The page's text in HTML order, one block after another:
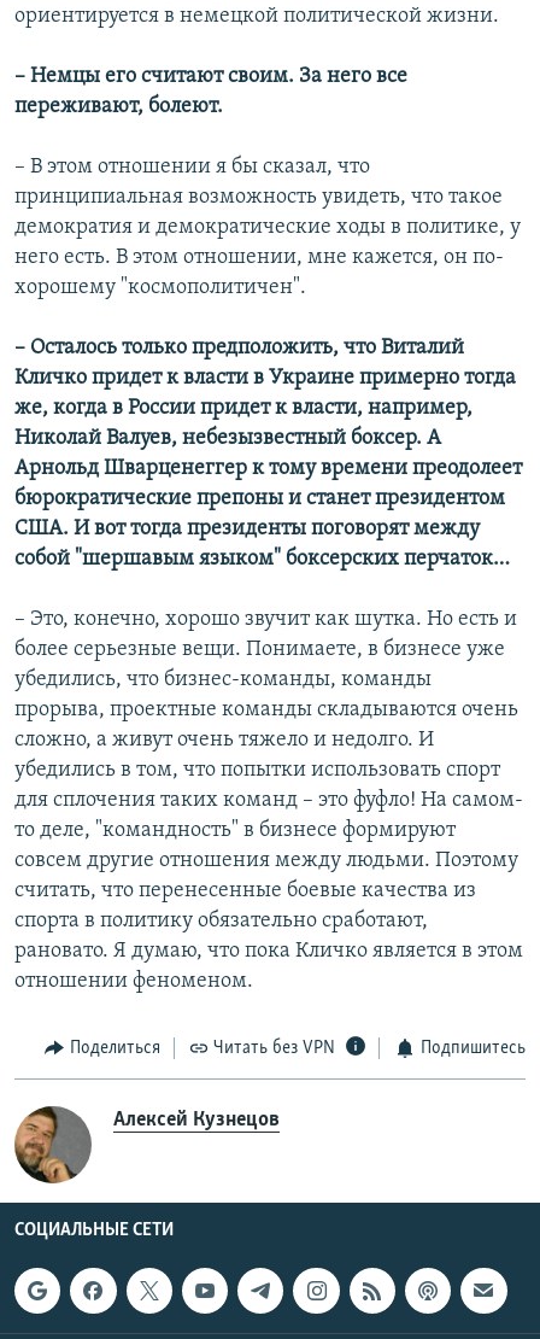
ориентируется в немецкой политической жизни.
– Немцы его считают своим. За него все
переживают, болеют.
– В этом отношении я бы сказал, что
принципиальная возможность увидеть, что такое
демократия и демократические ходы в политике, у
него есть. В этом отношении, мне кажется, он по-
хорошему "космополитичен".
– Осталось только предположить, что Виталий
Кличко придет к власти в Украине примерно тогда
же, когда в России придет к власти, например,
Николай Валуев, небезызвестный боксер. А
Арнольд Шварценеггер к тому времени преодолеет
бюрократические препоны и станет президентом
США. И вот тогда президенты поговорят между
собой "шершавым языком" боксерских перчаток…
– Это, конечно, хорошо звучит как шутка. Но есть и
более серьезные вещи. Понимаете, в бизнесе уже
убедились, что бизнес-команды, команды
прорыва, проектные команды складываются очень
сложно, а живут очень тяжело и недолго. И
убедились в том, что попытки использовать спорт
для сплочения таких команд – это фуфло! На самом-
то деле, "командность" в бизнесе формируют
совсем другие отношения между людьми. Поэтому
считать, что перенесенные боевые качества из
спорта в политику обязательно сработают,
рановато. Я думаю, что пока Кличко является в этом
отношении феноменом.
Поделиться Читать без VPN Подпишитесь
Алексей Кузнецов
СОЦИАЛЬНЫЕ СЕТИ